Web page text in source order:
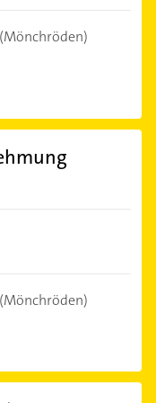
(Mönchröden)
(Mönchröden)